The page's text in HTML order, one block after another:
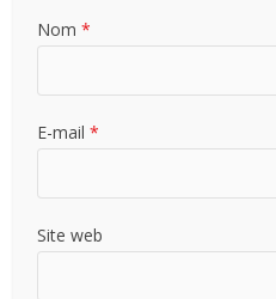
Nom*
E-mail*
Site web